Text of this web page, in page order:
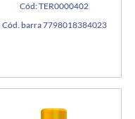
Cód: TER0000402
Cód. barra 7798018384023